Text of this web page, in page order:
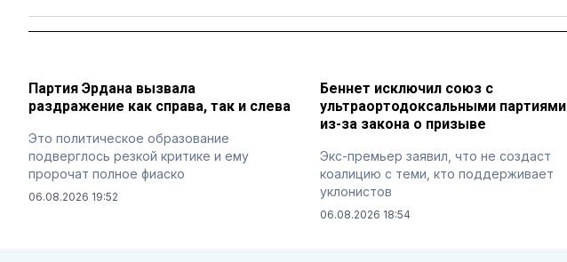
Партия Эрдана вызвала
раздражение как справа, так и слева
Это политическое образование
подверглось резкой критике и ему
пророчат полное фиаско
06.08.2026 19:52
Беннет исключил союз с
ультраортодоксальными партиями
из-за закона о призыве
Экс-премьер заявил, что не создаст
коалицию с теми, кто поддерживает
уклонистов
06.08.2026 18:54